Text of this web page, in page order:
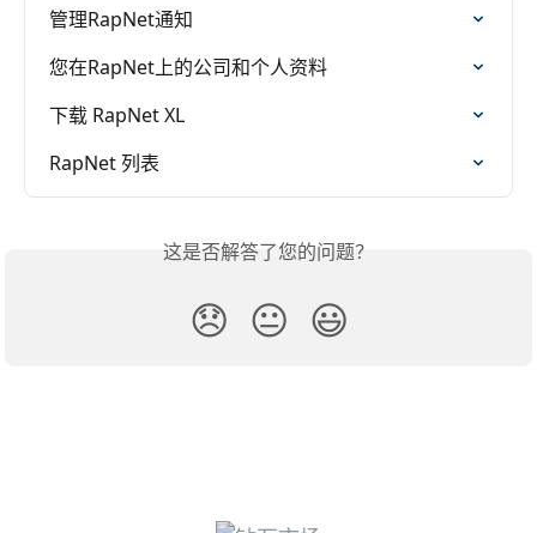
管理RapNet通知
您在RapNet上的公司和个人资料
下载 RapNet XL
RapNet 列表
这是否解答了您的问题？
😞 😐 😃